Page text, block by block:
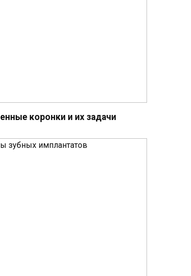
коронки и их задачи